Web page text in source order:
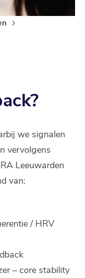
we signalen
vervolgens
Leeuwarden
van:
/ HRV
– core stability